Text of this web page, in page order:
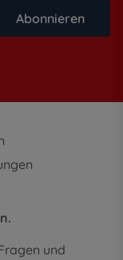
Abonnieren
und